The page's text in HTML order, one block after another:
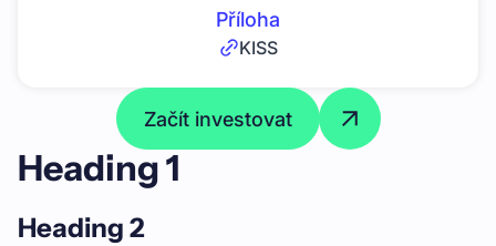
Příloha
KISS
Začít investovat
Heading 1
Heading 2